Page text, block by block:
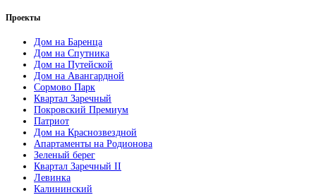
Проекты
Дом на Баренца
Дом на Спутника
Дом на Путейской
Дом на Авангардной
Сормово Парк
Квартал Заречный
Покровский Премиум
Патриот
Дом на Краснозвездной
Апартаменты на Родионова
Зеленый берег
Квартал Заречный II
Левинка
Калининский